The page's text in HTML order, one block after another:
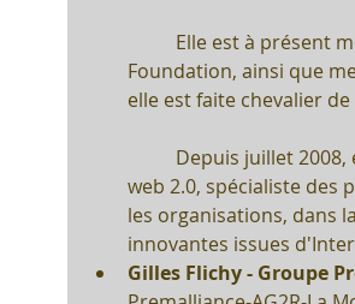
Foundation, ainsi que
elle est faite chevalier
web 2.0, spécialiste des
les organisations, dans
innovantes issues
Gilles Flichy - Groupe